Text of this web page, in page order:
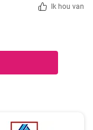
Ik hou van